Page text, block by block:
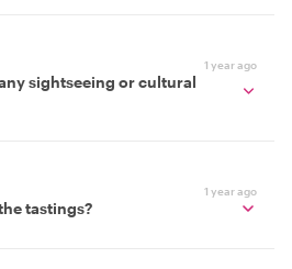
1 year ago
sightseeing or cultural
1 year ago
tastings?